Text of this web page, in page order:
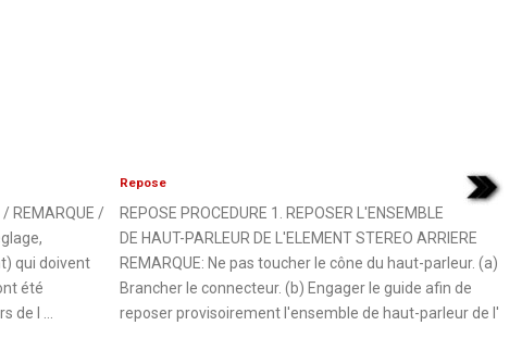
/ REMARQUE /
qui doivent
été
de l ...
Repose
REPOSE PROCEDURE 1. REPOSER L'ENSEMBLE
DE HAUT-PARLEUR DE L'ELEMENT STEREO ARRIERE
REMARQUE: Ne pas toucher le cône du haut-parleur. (a)
Brancher le connecteur. (b) Engager le guide afin de
reposer provisoirement l'ensemble de haut-parleur de l'